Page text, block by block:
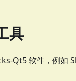
具
Qt5 软件，例如